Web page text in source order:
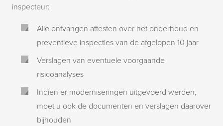
inspecteur:
Alle ontvangen attesten over het onderhoud en
preventieve inspecties van de afgelopen 10 jaar
Verslagen van eventuele voorgaande
risicoanalyses
Indien er moderniseringen uitgevoerd werden,
moet u ook de documenten en verslagen daarover
bijhouden